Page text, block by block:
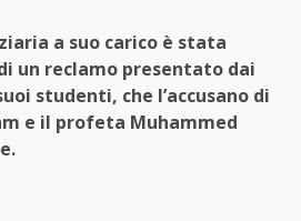
a suo carico è stata
un reclamo presentato dai
studenti, che l’accusano di
e il profeta Muhammed